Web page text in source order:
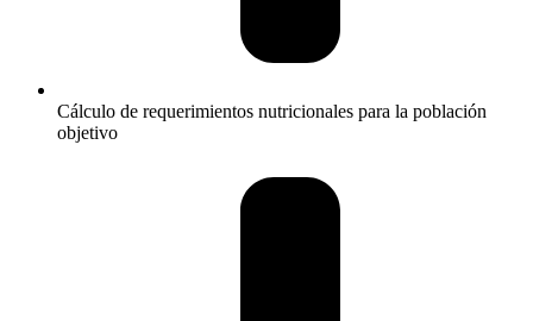
Cálculo de requerimientos nutricionales para la población
objetivo